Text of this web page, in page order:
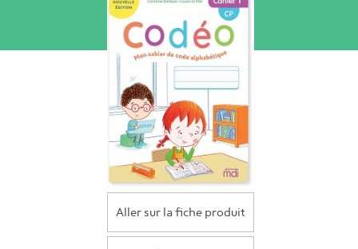
Aller sur la fiche produit